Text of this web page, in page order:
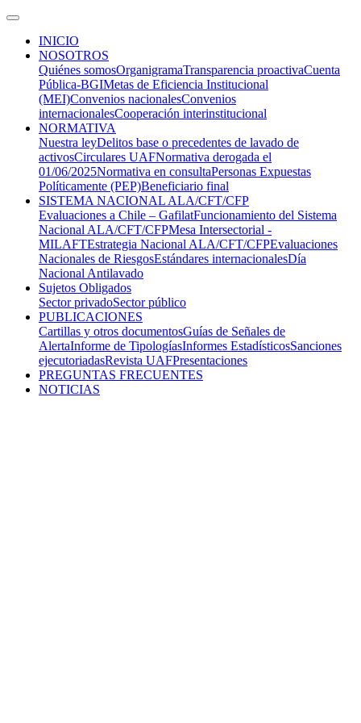
INICIO
NOSOTROS
Quiénes somosOrganigramaTransparencia proactivaCuenta
Pública-BGIMetas de Eficiencia Institucional
(MEI)Convenios nacionalesConvenios
internacionalesCooperación interinstitucional
NORMATIVA
Nuestra leyDelitos base o precedentes de lavado de
activosCirculares UAFNormativa derogada el
01/06/2025Normativa en consultaPersonas Expuestas
Políticamente (PEP)Beneficiario final
SISTEMA NACIONAL ALA/CFT/CFP
Evaluaciones a Chile – GafilatFuncionamiento del Sistema
Nacional ALA/CFT/CFPMesa Intersectorial -
MILAFTEstrategia Nacional ALA/CFT/CFPEvaluaciones
Nacionales de RiesgosEstándares internacionalesDía
Nacional Antilavado
Sujetos Obligados
Sector privadoSector público
PUBLICACIONES
Cartillas y otros documentosGuías de Señales de
AlertaInforme de TipologíasInformes EstadísticosSanciones
ejecutoriadasRevista UAFPresentaciones
PREGUNTAS FRECUENTES
NOTICIAS